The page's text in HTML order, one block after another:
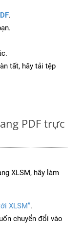
.
tất, hãy tải tệp
PDF trực
XLSM, hãy làm
XLSM”.
chuyển đổi vào